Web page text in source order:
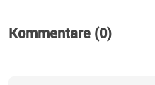
Kommentare (0)